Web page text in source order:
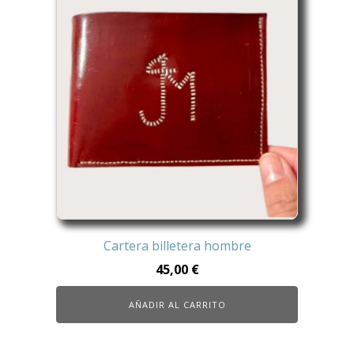
Cartera billetera hombre
45,00 €
AÑADIR AL CARRITO